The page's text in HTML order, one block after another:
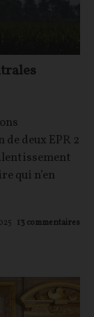
deux EPR 2
qui n’en
13 commentaires